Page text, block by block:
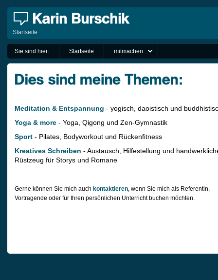
Startseite
Sie sind hier: Startseite mitmachen
Meditation & Entspannung - yogisch, daoistisch und
Yoga & more - Yoga, Qigong und Zen-Gymnastik
Sport - Pilates, Bodyworkout und Rückenfitness
Kreatives Schreiben - Austausch, Hilfestellung und
Rüstzeug für Storys und Romane
Gerne können Sie mich auch kontaktieren, wenn Sie mich als Referentin,
Vortragende oder für Ihren persönlichen Unterricht buchen möchten.